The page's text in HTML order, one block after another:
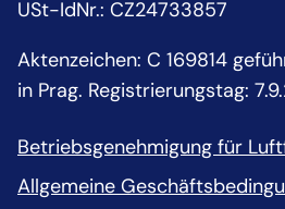
USt-IdNr.: CZ24733857
Aktenzeichen: C 169814
in Prag. Registrierungstag:
Betriebsgenehmigung für
Allgemeine